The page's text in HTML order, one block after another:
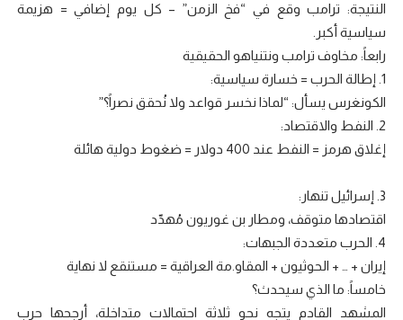
النتيجة: ترامب وقع في “فخ الزمن” – كل يوم إضافي = هزيمة
سياسية أكبر.
رابعاً: مخاوف ترامب ونتنياهو الحقيقية
1. إطالة الحرب = خسارة سياسية:
الكونغرس يسأل: “لماذا نخسر قواعد ولا نُحقق نصراً؟”
2. النفط والاقتصاد:
إغلاق هرمز = النفط عند 400 دولار = ضغوط دولية هائلة
3. إسرائيل تنهار:
اقتصادها متوقف، ومطار بن غوريون مُهدّد
4. الحرب متعددة الجبهات:
إيران + … + الحوثيون + المقاو.مة العراقية = مستنقع لا نهاية
خامساً: ما الذي سيحدث؟
المشهد القادم يتجه نحو ثلاثة احتمالات متداخلة، أرجحها حرب